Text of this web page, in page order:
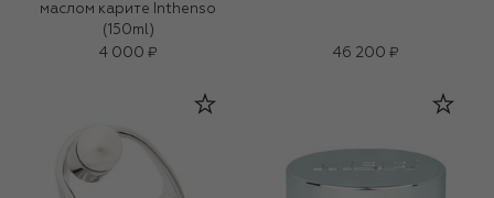
маслом карите Inthenso
(150ml)
4 000 ₽
46 200 ₽